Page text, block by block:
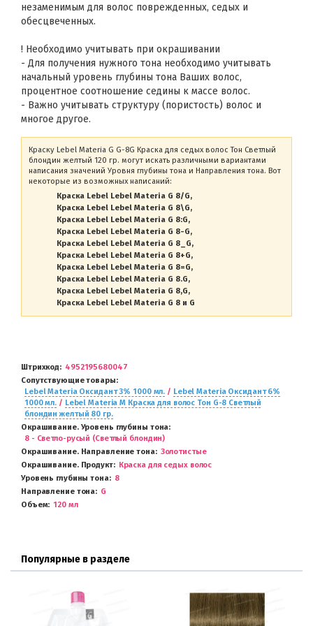
незаменимым для волос поврежденных, седых и
обесцвеченных.
! Необходимо учитывать при окрашивании
- Для получения нужного тона необходимо учитывать
начальный уровень глубины тона Ваших волос,
процентное соотношение седины к массе волос.
- Важно учитывать структуру (пористость) волос и
многое другое.
Краску Lebel Materia G G-8G Краска для седых волос Тон Светлый
блондин желтый 120 гр. могут искать различными вариантами
написания значений Уровня глубины тона и Направления тона. Вот
некоторые из возможных написаний:
Краска Lebel Lebel Materia G 8/G
Краска Lebel Lebel Materia G 8\G
Краска Lebel Lebel Materia G 8:G
Краска Lebel Lebel Materia G 8-G
Краска Lebel Lebel Materia G 8_G
Краска Lebel Lebel Materia G 8+G
Краска Lebel Lebel Materia G 8=G
Краска Lebel Lebel Materia G 8.G
Краска Lebel Lebel Materia G 8,G
Краска Lebel Lebel Materia G 8 и G
Штрихкод
4952195680047
Сопутствующие товары
Lebel Materia Оксидант 3% 1000 мл. / Lebel Materia Оксидант 6%
1000 мл. / Lebel Materia M Краска для волос Тон G-8 Светлый
блондин желтый 80 гр.
Окрашивание. Уровень глубины тона
8 - Светло-русый (Светлый блондин)
Окрашивание. Направление тона
Золотистые
Окрашивание. Продукт
Краска для седых волос
Уровень глубины тона
8
Направление тона
G
Объем
120 мл
Популярные в разделе